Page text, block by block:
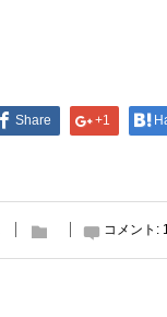
Share +1
コメント: